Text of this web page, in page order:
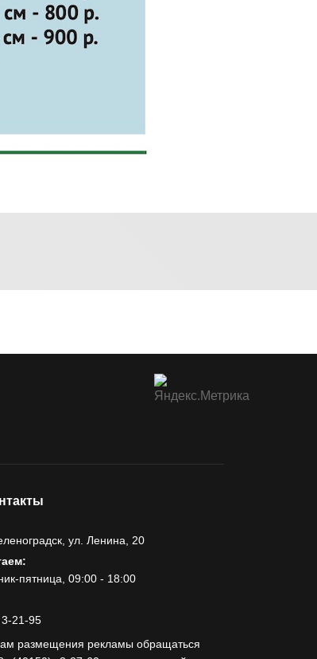
ул. Ленина, 20
пятница, 09:00 - 18:00
21-95
размещения рекламы обращаться